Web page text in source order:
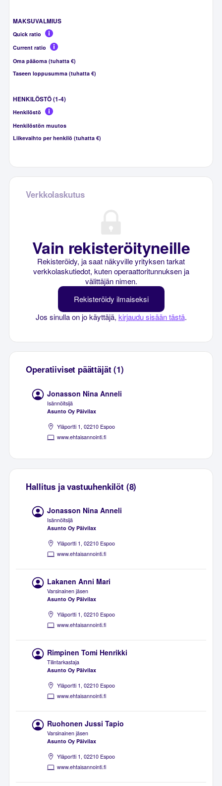
MAKSUVALMIUS
Quick ratio
Current ratio
Oma pääoma (tuhatta €)
Taseen loppusumma (tuhatta €)
HENKILÖSTÖ (1-4)
Henkilöstö
Henkilöstön muutos
Liikevaihto per henkilö (tuhatta €)
Verkkolaskutus
Vain rekisteröityneille
Rekisteröidy, ja saat näkyville yrityksen tarkat
verkkolaskutiedot, kuten operaattoritunnuksen ja
välittäjän nimen.
Rekisteröidy ilmaiseksi
Jos sinulla on jo käyttäjä, kirjaudu sisään tästä.
Operatiiviset päättäjät (1)
Jonasson Nina Anneli
Isännöitsijä
Asunto Oy Päivilax
Yläportti 1, 02210 Espoo
www.ehtaisannointi.fi
Hallitus ja vastuuhenkilöt (8)
Jonasson Nina Anneli
Isännöitsijä
Asunto Oy Päivilax
Yläportti 1, 02210 Espoo
www.ehtaisannointi.fi
Lakanen Anni Mari
Varsinainen jäsen
Asunto Oy Päivilax
Yläportti 1, 02210 Espoo
www.ehtaisannointi.fi
Rimpinen Tomi Henrikki
Tilintarkastaja
Asunto Oy Päivilax
Yläportti 1, 02210 Espoo
www.ehtaisannointi.fi
Ruohonen Jussi Tapio
Varsinainen jäsen
Asunto Oy Päivilax
Yläportti 1, 02210 Espoo
www.ehtaisannointi.fi